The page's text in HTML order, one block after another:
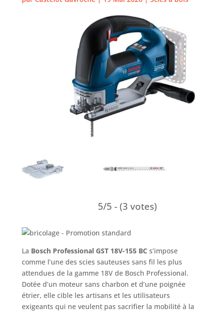
5/5 - (3 votes)
La Bosch Professional GST 18V-155 BC s’impose
comme l’une des scies sauteuses sans fil les plus
attendues de la gamme 18V de Bosch Professional.
Dotée d’un moteur sans charbon et d’une poignée
étrier, elle cible les artisans et les utilisateurs
exigeants qui ne veulent pas sacrifier la mobilité à la